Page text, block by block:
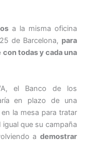
a la misma oficina
de Barcelona, para
todas y cada una
el Banco de los
en plazo de una
la mesa para tratar
que su campaña
a demostrar